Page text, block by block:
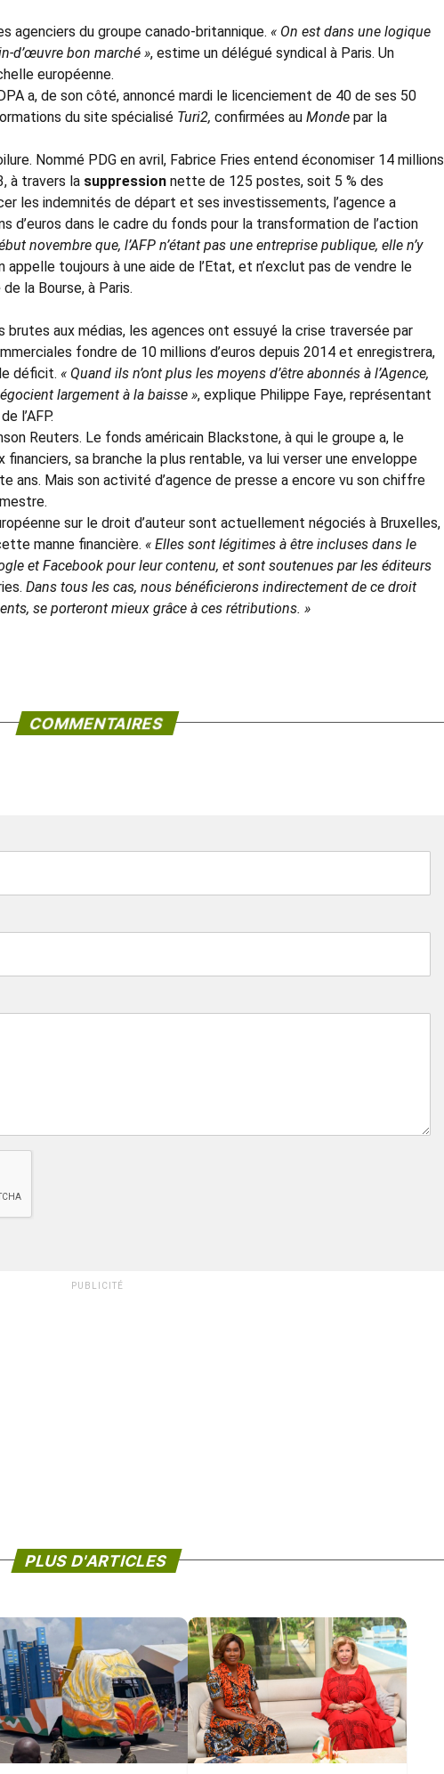
agenciers du groupe canado-britannique. « On est dans une logique
d’œuvre bon marché », estime un délégué syndical à Paris. Un
européenne.
a, de son côté, annoncé mardi le licenciement de 40 de ses 50
du site spécialisé Turi2, confirmées au Monde par la
Nommé PDG en avril, Fabrice Fries entend économiser 14 millions
à travers la suppression nette de 125 postes, soit 5 % des
les indemnités de départ et ses investissements, l’agence a
d’euros dans le cadre du fonds pour la transformation de l’action
novembre que, l’AFP n’étant pas une entreprise publique, elle n’y
appelle toujours à une aide de l’Etat, et n’exclut pas de vendre le
de la Bourse, à Paris.
brutes aux médias, les agences ont essuyé la crise traversée par
fondre de 10 millions d’euros depuis 2014 et enregistrera,
déficit. « Quand ils n’ont plus les moyens d’être abonnés à l’Agence,
largement à la baisse », explique Philippe Faye, représentant
l’AFP.
Reuters. Le fonds américain Blackstone, à qui le groupe a, le
sa branche la plus rentable, va lui verser une enveloppe
ans. Mais son activité d’agence de presse a encore vu son chiffre
sur le droit d’auteur sont actuellement négociés à Bruxelles,
manne financière. « Elles sont légitimes à être incluses dans le
et Facebook pour leur contenu, et sont soutenues par les éditeurs
Dans tous les cas, nous bénéficierons indirectement de ce droit
se porteront mieux grâce à ces rétributions. »
COMMENTAIRES
PUBLICITÉ
PLUS D'ARTICLES